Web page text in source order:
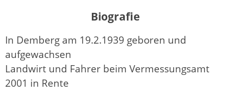
Biografie
In Demberg am 19.2.1939 geboren und
aufgewachsen
Landwirt und Fahrer beim Vermessungsamt
2001 in Rente